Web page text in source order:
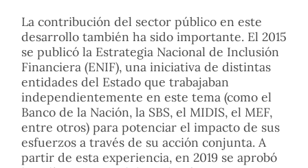
La contribución del sector público en este
desarrollo también ha sido importante. El 2015
se publicó la Estrategia Nacional de Inclusión
Financiera (ENIF), una iniciativa de distintas
entidades del Estado que trabajaban
independientemente en este tema (como el
Banco de la Nación, la SBS, el MIDIS, el MEF,
entre otros) para potenciar el impacto de sus
esfuerzos a través de su acción conjunta. A
partir de esta experiencia, en 2019 se aprobó